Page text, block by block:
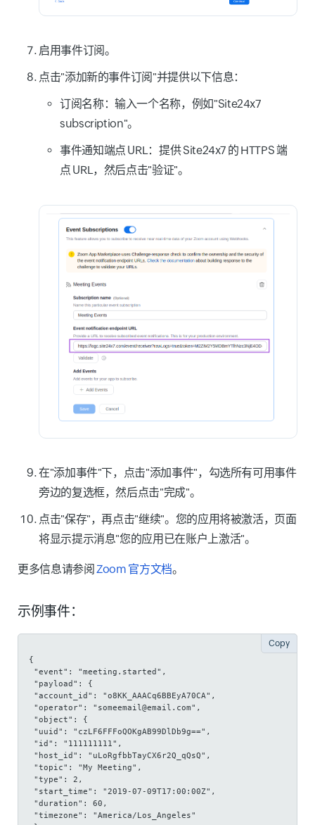
启用事件订阅。
点击"添加新的事件订阅"并提供以下信息：
订阅名称：输入一个名称，例如"Site24x7
subscription"。
事件通知端点 URL：提供 Site24x7 的 HTTPS 端
点 URL，然后点击"验证"。
在"添加事件"下，点击"添加事件"，勾选所有可用事件
旁边的复选框，然后点击"完成"。
点击"保存"，再点击"继续"。您的应用将被激活，页面
将显示提示消息"您的应用已在账户上激活"。
更多信息请参阅Zoom 官方文档。
示例事件：
{
"event": "meeting.started",
"payload": {
"account_id": "o8KK_AAACq6BBEyA70CA",
"operator": "someemail@email.com",
"object": {
"uuid": "czLF6FFFoQOKgAB99DlDb9g==",
"id": "111111111",
"host_id": "uLoRgfbbTayCX6r2Q_qQsQ",
"topic": "My Meeting",
"type": 2,
"start_time": "2019-07-09T17:00:00Z",
"duration": 60,
"timezone": "America/Los_Angeles"
Copy